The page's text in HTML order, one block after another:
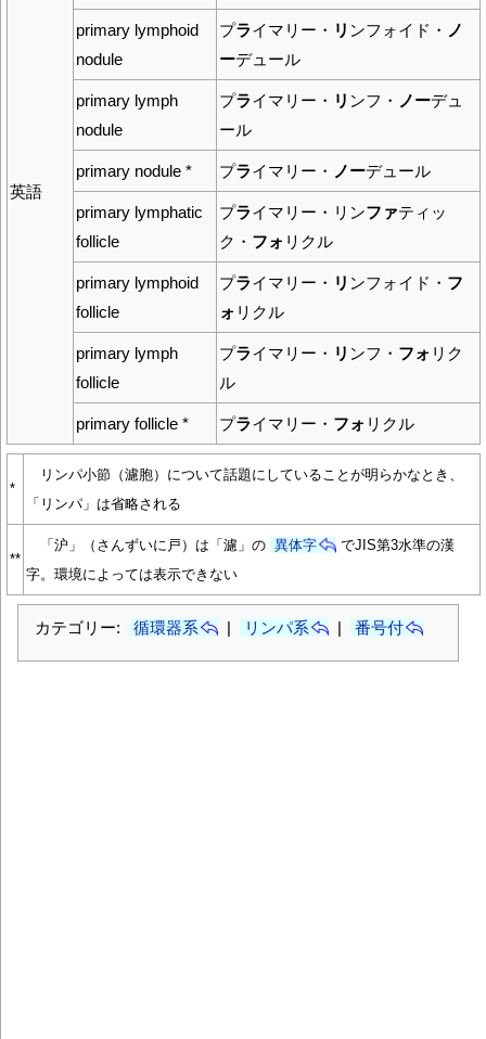
英語
primary lymphoid
nodule
プライマリー・ リ ンフォイド・ ノ
ーデュール
primary lymph
nodule
プライマリー・ リ ンフ・ ノーデュ
ール
primary nodule * プライマリー・ ノーデュール
primary lymphatic
follicle
プライマリー・リンファティッ
ク・ フォ リクル
primary lymphoid
follicle
プライマリー・ リ ンフォイド・ フ
ォ リクル
primary lymph
follicle
プライマリー・ リ ンフ・ フォ リク
ル
primary follicle * プライマリー・ フォ リクル
*
リンパ小節（濾胞）について話題にしていることが明らかなとき、
「リンパ」は省略される
**
「沪」（さんずいに戸）は「濾」の 異体字
でJIS第3水準の漢
字。環境によっては表示できない
カテゴリー: 循環器系 リンパ系 番号付